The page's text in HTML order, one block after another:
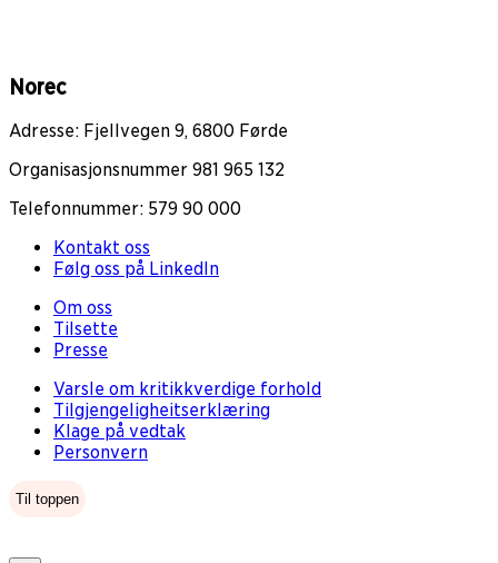
Norec
Adresse: Fjellvegen 9, 6800 Førde
Organisasjonsnummer 981 965 132
Telefonnummer: 579 90 000
Kontakt oss
Følg oss på LinkedIn
Om oss
Tilsette
Presse
Varsle om kritikkverdige forhold
Tilgjengeligheitserklæring
Klage på vedtak
Personvern
Til toppen